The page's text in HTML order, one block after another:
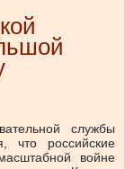
службы
что российские
войне